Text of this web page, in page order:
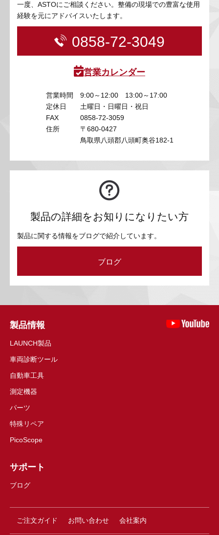
一度、ASTOにご相談ください。整備の現場での豊富な使用
経験を元にアドバイスいたします。
0858-72-3049
営業カレンダー
営業時間
9:00～12:00 13:00～17:00
定休日
土曜日・日曜日・祝日
FAX
0858-72-3059
住所
〒680-0427
鳥取県八頭郡八頭町奥谷182-1
製品の詳細をお知りになりたい方
製品に関する情報をブログで紹介しています。
ブログ
製品情報
LAUNCH製品
車両診断ツール
自動車工具
測定機器
パーツ
特殊リペア
PicoScope
サポート
ブログ
ご注文ガイド お問い合わせ 会社案内